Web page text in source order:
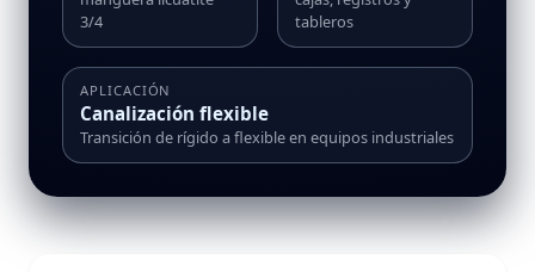
3/4
tableros
APLICACIÓN
Canalización flexible
Transición de rígido a flexible en equipos industriales